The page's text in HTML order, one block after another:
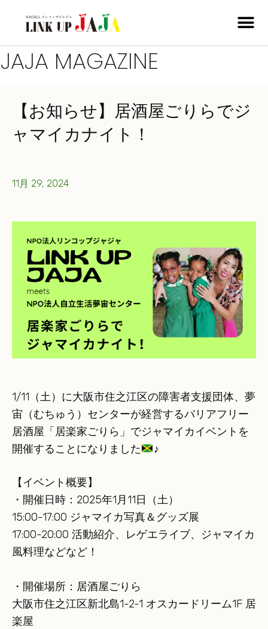
JAJA MAGAZINE
【お知らせ】居酒屋ごりらでジ
ャマイカナイト！
11月 29, 2024
1/11（土）に大阪市住之江区の障害者支援団体、夢
宙（むちゅう）センターが経営するバリアフリー
居酒屋「居楽家ごりら」でジャマイカイベントを
開催することになりました
♪
【イベント概要】
・開催日時：2025年1月11日（土）
15:00-17:00 ジャマイカ写真＆グッズ展
17:00-20:00 活動紹介、レゲエライブ、ジャマイカ
風料理などなど！
・開催場所：居酒屋ごりら
大阪市住之江区新北島1-2-1 オスカードリーム1F 居
楽屋